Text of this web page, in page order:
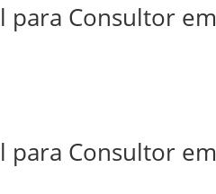
Consultor
para Consultor